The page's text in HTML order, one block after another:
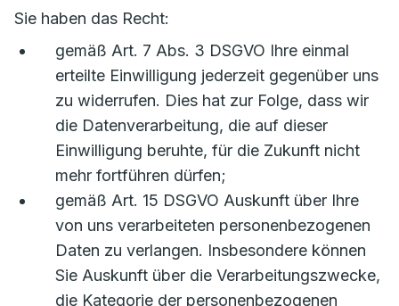
Sie haben das Recht:
gemäß Art. 7 Abs. 3 DSGVO Ihre einmal
erteilte Einwilligung jederzeit gegenüber uns
zu widerrufen. Dies hat zur Folge, dass wir
die Datenverarbeitung, die auf dieser
Einwilligung beruhte, für die Zukunft nicht
mehr fortführen dürfen;
gemäß Art. 15 DSGVO Auskunft über Ihre
von uns verarbeiteten personenbezogenen
Daten zu verlangen. Insbesondere können
Sie Auskunft über die Verarbeitungszwecke,
die Kategorie der personenbezogenen